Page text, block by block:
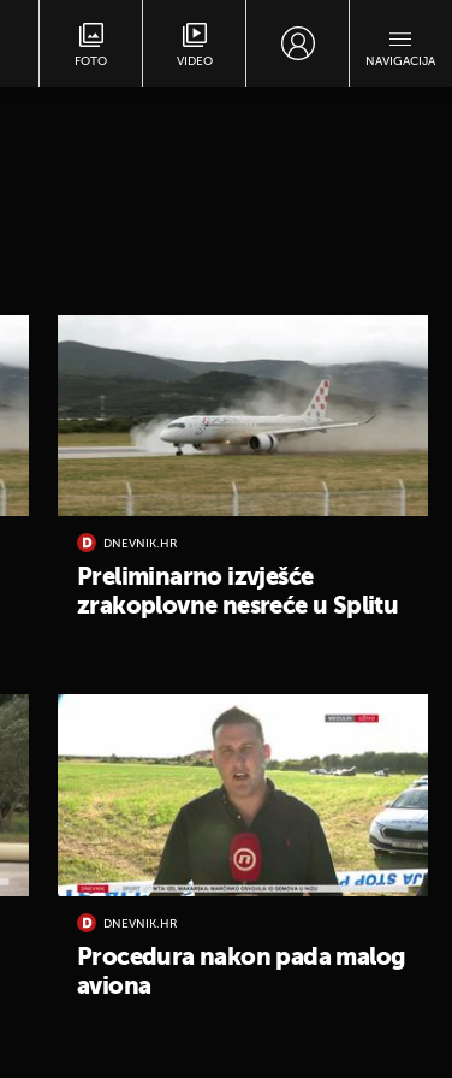
FOTO VIDEO NAVIGACIJA
DNEVNIK.HR
Preliminarno izvješće
zrakoplovne nesreće u Splitu
DNEVNIK.HR
Procedura nakon pada malog
aviona